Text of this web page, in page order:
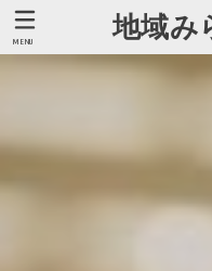
地域み
MENU